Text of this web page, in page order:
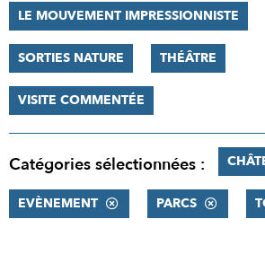
LE MOUVEMENT IMPRESSIONNISTE
SORTIES NATURE THÉÂTRE
VISITE COMMENTÉE
Catégories sélectionnées :
EVÈNEMENT PARCS